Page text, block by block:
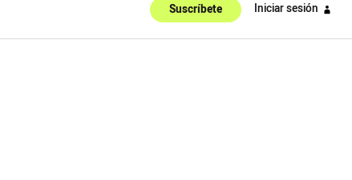
Suscríbete Iniciar sesión